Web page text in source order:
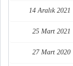
14 Aralık 2021
25 Mart 2021
27 Mart 2020